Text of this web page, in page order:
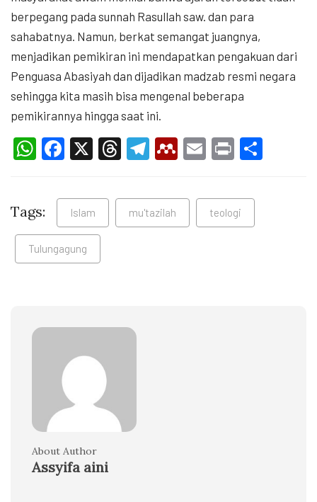
berpegang pada sunnah Rasullah saw. dan para
sahabatnya. Namun, berkat semangat juangnya,
menjadikan pemikiran ini mendapatkan pengakuan dari
Penguasa Abasiyah dan dijadikan madzab resmi negara
sehingga kita masih bisa mengenal beberapa
pemikirannya hingga saat ini.
WhatsApp
Facebook
X Threads
Telegram
Mendeley
Email
Print
Tags: Islam mu'tazilah teologi
Tulungagung
About Author
Assyifa aini